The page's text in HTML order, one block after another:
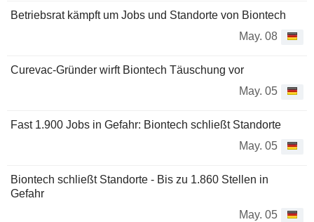
Betriebsrat kämpft um Jobs und Standorte von Biontech
May. 08
Curevac-Gründer wirft Biontech Täuschung vor
May. 05
Fast 1.900 Jobs in Gefahr: Biontech schließt Standorte
May. 05
Biontech schließt Standorte - Bis zu 1.860 Stellen in
Gefahr
May. 05